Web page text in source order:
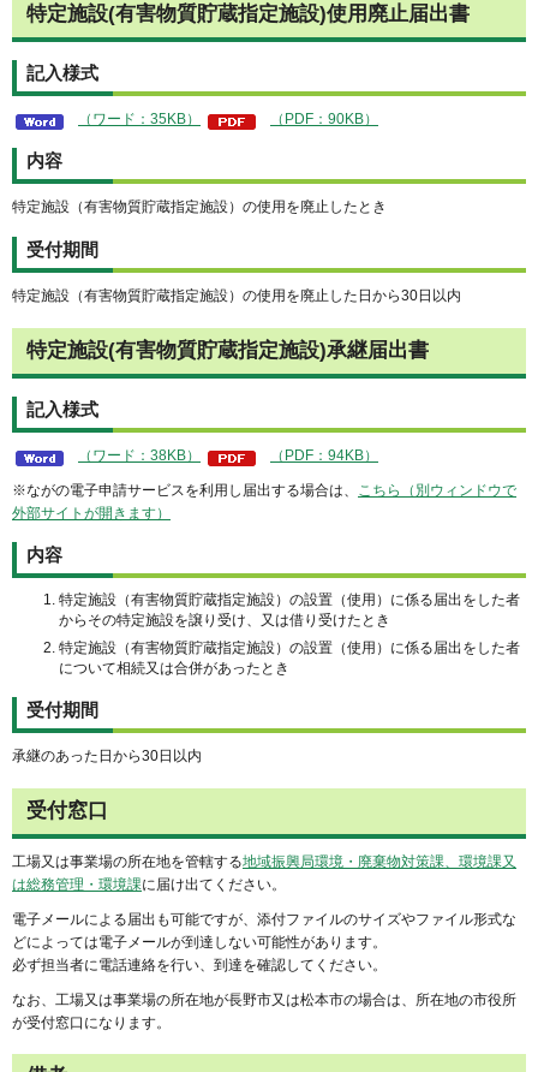
特定施設(有害物質貯蔵指定施設)使用廃止届出書
記入様式
（ワード：35KB） （PDF：90KB）
内容
特定施設（有害物質貯蔵指定施設）の使用を廃止したとき
受付期間
特定施設（有害物質貯蔵指定施設）の使用を廃止した日から30日以内
特定施設(有害物質貯蔵指定施設)承継届出書
記入様式
（ワード：38KB） （PDF：94KB）
※ながの電子申請サービスを利用し届出する場合は、
こちら（別ウィンドウで
外部サイトが開きます）
内容
特定施設（有害物質貯蔵指定施設）の設置（使用）に係る届出をした者
からその特定施設を譲り受け、又は借り受けたとき
特定施設（有害物質貯蔵指定施設）の設置（使用）に係る届出をした者
について相続又は合併があったとき
受付期間
承継のあった日から30日以内
受付窓口
工場又は事業場の所在地を管轄する地域振興局環境・廃棄物対策課、環境課又
は総務管理・環境課に届け出てください。
電子メールによる届出も可能ですが、添付ファイルのサイズやファイル形式な
どによっては電子メールが到達しない可能性があります。
必ず担当者に電話連絡を行い、到達を確認してください。
なお、工場又は事業場の所在地が長野市又は松本市の場合は、所在地の市役所
が受付窓口になります。